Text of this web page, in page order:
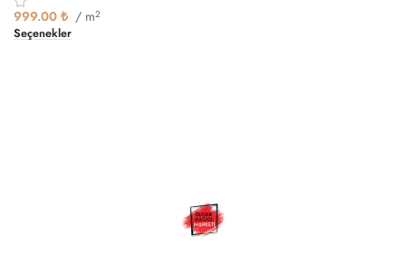
999.00 ₺ / m2
Seçenekler